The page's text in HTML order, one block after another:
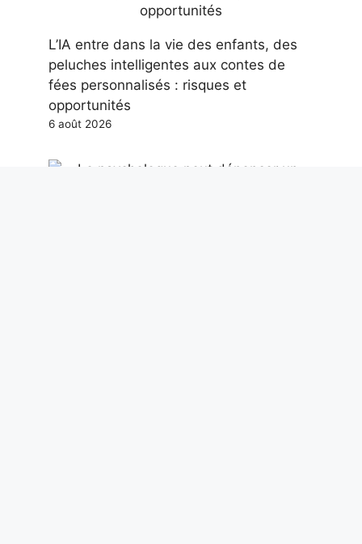
L’IA entre dans la vie des enfants, des
peluches intelligentes aux contes de
fées personnalisés : risques et
opportunités
6 août 2026